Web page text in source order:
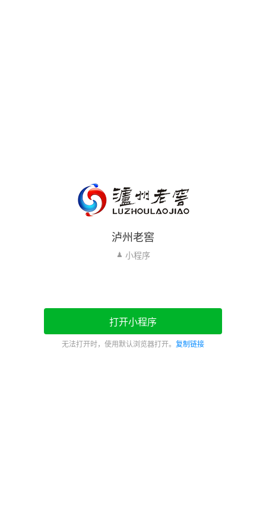
泸州老窖
小程序
打开小程序
无法打开时，使用默认浏览器打开。 复制链接